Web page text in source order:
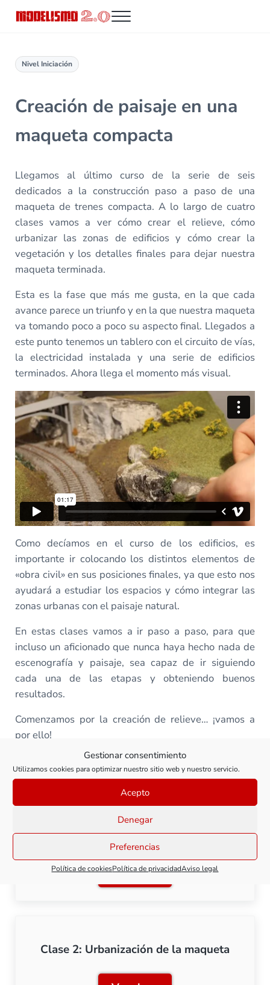
Gestionar consentimiento
Utilizamos cookies para optimizar nuestro sitio web y nuestro servicio.
Acepto
Denegar
Preferencias
Política de cookiesPolítica de privacidadAviso legal
Menu
Nivel Iniciación
Creación de paisaje en una
maqueta compacta
Llegamos al último curso de la serie de seis
dedicados a la construcción paso a paso de una
maqueta de trenes compacta. A lo largo de cuatro
clases vamos a ver cómo crear el relieve, cómo
urbanizar las zonas de edificios y cómo crear la
vegetación y los detalles finales para dejar nuestra
maqueta terminada.
Esta es la fase que más me gusta, en la que cada
avance parece un triunfo y en la que nuestra maqueta
va tomando poco a poco su aspecto final. Llegados a
este punto tenemos un tablero con el circuito de vías,
la electricidad instalada y una serie de edificios
terminados. Ahora llega el momento más visual.
Como decíamos en el curso de los edificios, es
importante ir colocando los distintos elementos de
«obra civil» en sus posiciones finales, ya que esto nos
ayudará a estudiar los espacios y cómo integrar las
zonas urbanas con el paisaje natural.
En estas clases vamos a ir paso a paso, para que
incluso un aficionado que nunca haya hecho nada de
escenografía y paisaje, sea capaz de ir siguiendo
cada una de las etapas y obteniendo buenos
resultados.
Comenzamos por la creación de relieve… ¡vamos a
por ello!
Todas las clases de este curso
Clase 1: Creación de relieve
Ver clase
Clase 2: Urbanización de la maqueta